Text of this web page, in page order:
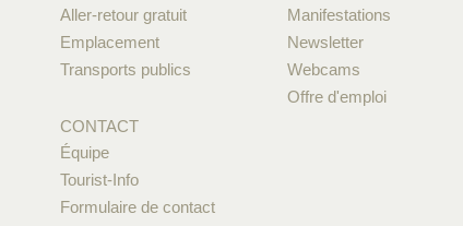
Aller-retour gratuit
Emplacement
Transports publics
CONTACT
Équipe
Tourist-Info
Formulaire de contact
Manifestations
Newsletter
Webcams
Offre d'emploi